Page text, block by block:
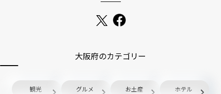
大阪府のカテゴリー
観光 グルメ お土産 ホテル